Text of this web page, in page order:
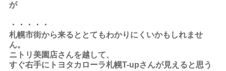
が
・・・・・
札幌市街から来るととてもわかりにくいかもしれませ
ん。
ニトリ美園店さんを越して、
すぐ右手にトヨタカローラ札幌T-upさんが見えると思う